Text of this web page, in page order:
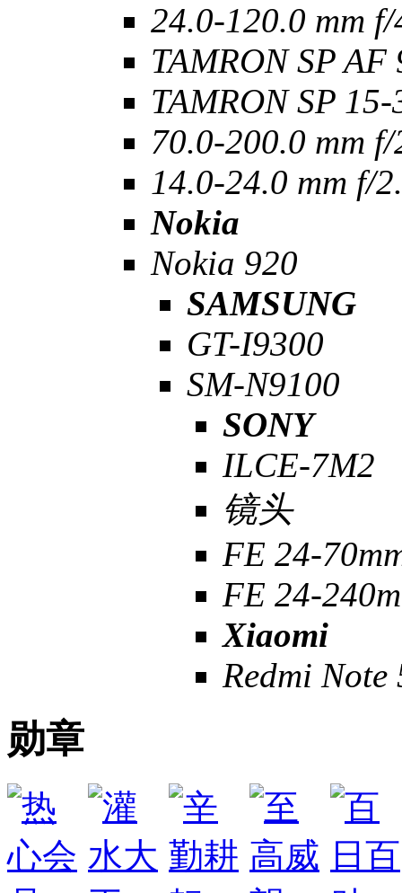
24.0-120.0 mm f/
TAMRON SP
TAMRON SP
70.0-200.0 mm
14.0-24.0 mm f/
Nokia
Nokia 920
SAMSUNG
GT-I9300
SM-N9100
SONY
ILCE-7M2
镜头
FE 24-
FE 24-
Xiaomi
Redmi Note
勋章